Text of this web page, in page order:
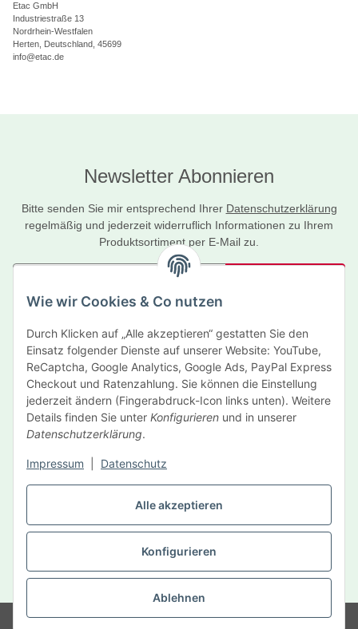
Alle akzeptieren
Konfigurieren
Ablehnen
Wie wir Cookies & Co nutzen
Durch Klicken auf „Alle akzeptieren“ gestatten Sie den
Einsatz folgender Dienste auf unserer Website: YouTube,
ReCaptcha, Google Analytics, Google Ads, PayPal Express
Checkout und Ratenzahlung. Sie können die Einstellung
jederzeit ändern (Fingerabdruck-Icon links unten). Weitere
Details finden Sie unter Konfigurieren und in unserer
Datenschutzerklärung.
Impressum Datenschutz
Etac GmbH
Industriestraße 13
Nordrhein-Westfalen
Herten, Deutschland, 45699
info@etac.de
Newsletter Abonnieren
Bitte senden Sie mir entsprechend Ihrer Datenschutzerklärung
regelmäßig und jederzeit widerruflich Informationen zu Ihrem
Produktsortiment per E-Mail zu.
Newsletter Abonnieren
Informationen
Gesetzliche Informationen
Hersteller
Vertrag widerrufen
* Alle Preise inkl. gesetzlicher USt., zzgl.Versand